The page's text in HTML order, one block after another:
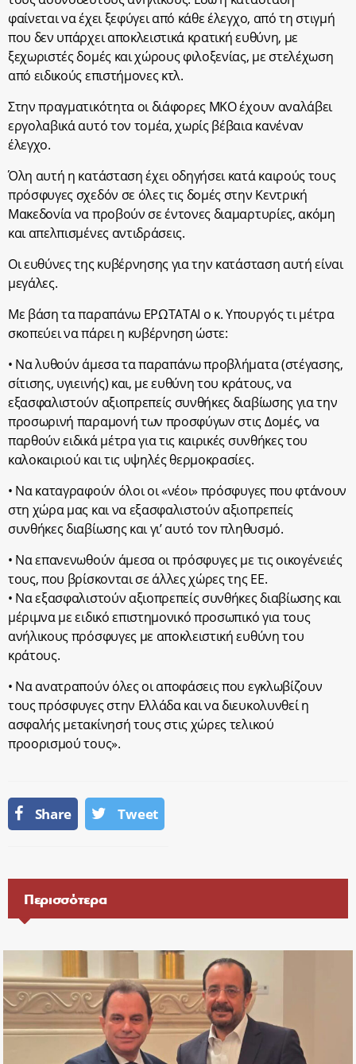
φαίνεται να έχει ξεφύγει από κάθε έλεγχο, από τη στιγμή
που δεν υπάρχει αποκλειστικά κρατική ευθύνη, με
ξεχωριστές δομές και χώρους φιλοξενίας, με στελέχωση
από ειδικούς επιστήμονες κτλ.
Στην πραγματικότητα οι διάφορες ΜΚΟ έχουν αναλάβει
εργολαβικά αυτό τον τομέα, χωρίς βέβαια κανέναν
έλεγχο.
Όλη αυτή η κατάσταση έχει οδηγήσει κατά καιρούς τους
πρόσφυγες σχεδόν σε όλες τις δομές στην Κεντρική
Μακεδονία να προβούν σε έντονες διαμαρτυρίες, ακόμη
και απελπισμένες αντιδράσεις.
Οι ευθύνες της κυβέρνησης για την κατάσταση αυτή είναι
μεγάλες.
Με βάση τα παραπάνω ΕΡΩΤΑΤΑΙ ο κ. Υπουργός τι μέτρα
σκοπεύει να πάρει η κυβέρνηση ώστε:
• Να λυθούν άμεσα τα παραπάνω προβλήματα (στέγασης,
σίτισης, υγιεινής) και, με ευθύνη του κράτους, να
εξασφαλιστούν αξιοπρεπείς συνθήκες διαβίωσης για την
προσωρινή παραμονή των προσφύγων στις Δομές, να
παρθούν ειδικά μέτρα για τις καιρικές συνθήκες του
καλοκαιριού και τις υψηλές θερμοκρασίες.
• Να καταγραφούν όλοι οι «νέοι» πρόσφυγες που φτάνουν
στη χώρα μας και να εξασφαλιστούν αξιοπρεπείς
συνθήκες διαβίωσης και γι’ αυτό τον πληθυσμό.
• Να επανενωθούν άμεσα οι πρόσφυγες με τις οικογένειές
τους, που βρίσκονται σε άλλες χώρες της ΕΕ.
• Να εξασφαλιστούν αξιοπρεπείς συνθήκες διαβίωσης και
μέριμνα με ειδικό επιστημονικό προσωπικό για τους
ανήλικους πρόσφυγες με αποκλειστική ευθύνη του
κράτους.
• Να ανατραπούν όλες οι αποφάσεις που εγκλωβίζουν
τους πρόσφυγες στην Ελλάδα και να διευκολυνθεί η
ασφαλής μετακίνησή τους στις χώρες τελικού
προορισμού τους».
Share Tweet
Περισσότερα